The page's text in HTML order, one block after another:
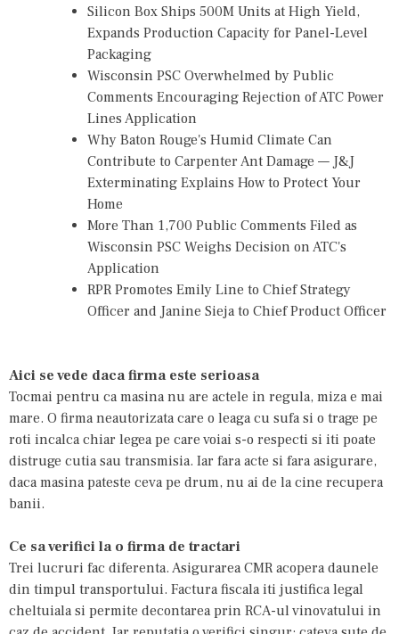
Silicon Box Ships 500M Units at High Yield,
Expands Production Capacity for Panel-Level
Packaging
Wisconsin PSC Overwhelmed by Public
Comments Encouraging Rejection of ATC Power
Lines Application
Why Baton Rouge's Humid Climate Can
Contribute to Carpenter Ant Damage — J&J
Exterminating Explains How to Protect Your
Home
More Than 1,700 Public Comments Filed as
Wisconsin PSC Weighs Decision on ATC's
Application
RPR Promotes Emily Line to Chief Strategy
Officer and Janine Sieja to Chief Product Officer
Aici se vede daca firma este serioasa
Tocmai pentru ca masina nu are actele in regula, miza e mai
mare. O firma neautorizata care o leaga cu sufa si o trage pe
roti incalca chiar legea pe care voiai s-o respecti si iti poate
distruge cutia sau transmisia. Iar fara acte si fara asigurare,
daca masina pateste ceva pe drum, nu ai de la cine recupera
banii.
Ce sa verifici la o firma de tractari
Trei lucruri fac diferenta. Asigurarea CMR acopera daunele
din timpul transportului. Factura fiscala iti justifica legal
cheltuiala si permite decontarea prin RCA-ul vinovatului in